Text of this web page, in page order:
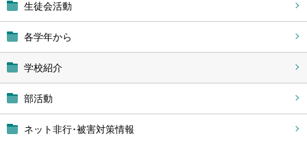
生徒会活動
各学年から
学校紹介
部活動
ネット非行･被害対策情報